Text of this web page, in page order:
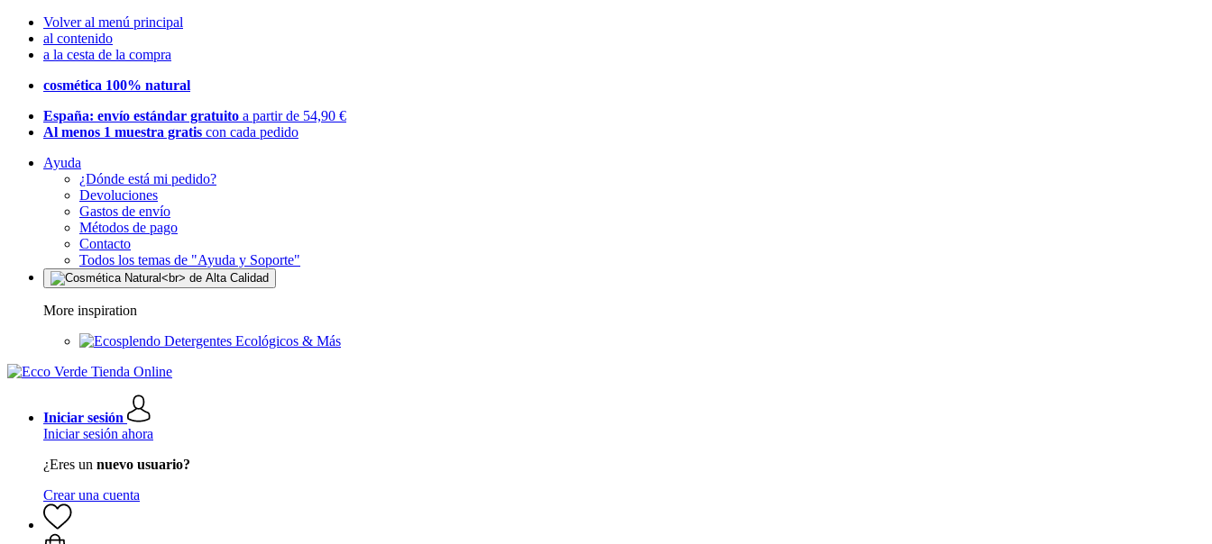
Volver al menú principal
al contenido
a la cesta de la compra
cosmética 100% natural
España: envío estándar gratuito a partir de 54,90 €
Al menos 1 muestra gratis con cada pedido
Ayuda
¿Dónde está mi pedido?
Devoluciones
Gastos de envío
Métodos de pago
Contacto
Todos los temas de "Ayuda y Soporte"
More inspiration
Detergentes Ecológicos & Más
Iniciar sesión
Iniciar sesión ahora
¿Eres un nuevo usuario?
Crear una cuenta